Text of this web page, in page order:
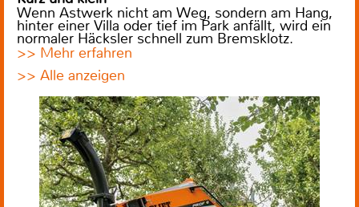
Wenn Astwerk nicht am Weg, sondern am Hang,
hinter einer Villa oder tief im Park anfällt, wird ein
normaler Häcksler schnell zum Bremsklotz.
>> Mehr erfahren
>> Alle anzeigen